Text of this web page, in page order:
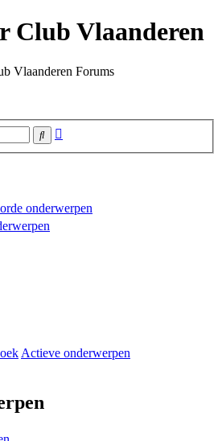
Club Vlaanderen
Vlaanderen Forums
Zoek
onderwerpen
Actieve onderwerpen